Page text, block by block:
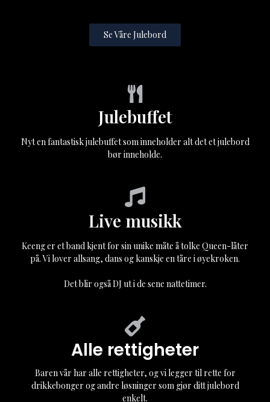
Se Våre Julebord
Julebuffet
Nyt en fantastisk julebuffet som inneholder alt det et julebord
bør inneholde.
Live musikk
Keeng er et band kjent for sin unike måte å tolke Queen-låter
på. Vi lover allsang, dans og kanskje en tåre i øyekroken.
Det blir også DJ ut i de sene nattetimer.
Alle rettigheter
Baren vår har alle rettigheter, og vi legger til rette for
drikkebonger og andre løsninger som gjør ditt julebord
enkelt.